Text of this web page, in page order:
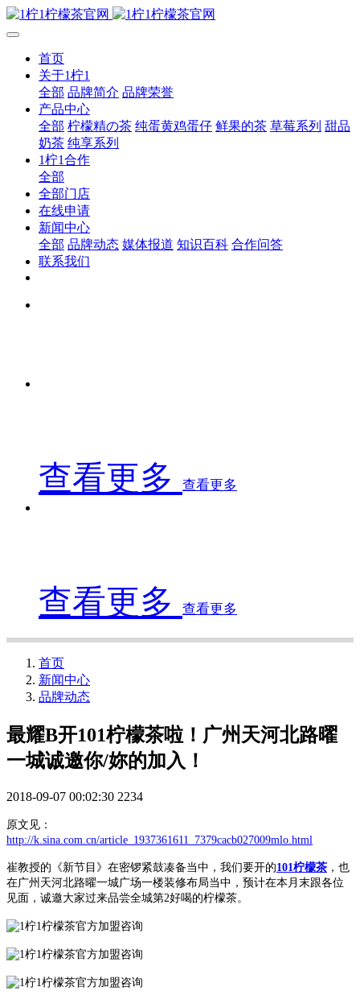
首页
关于1柠1
全部 品牌简介 品牌荣誉
产品中心
全部 柠檬精の茶 纯蛋黄鸡蛋仔 鲜果的茶 草莓系列 甜品
奶茶 纯享系列
1柠1合作
全部
全部门店
在线申请
新闻中心
全部 品牌动态 媒体报道 知识百科 合作问答
联系我们
查看更多 查看更多
查看更多 查看更多
首页
新闻中心
品牌动态
最耀B开101柠檬茶啦！广州天河北路曜
一城诚邀你/妳的加入！
2018-09-07 00:02:30 2234
原文见：
http://k.sina.com.cn/article_1937361611_7379cacb027009mlo.html
崔教授的《新节目》在密锣紧鼓凑备当中，我们要开的101柠檬茶 ，也
在广州天河北路曜一城广场一楼装修布局当中，预计在本月末跟各位
见面，诚邀大家过来品尝全城第2好喝的柠檬茶。